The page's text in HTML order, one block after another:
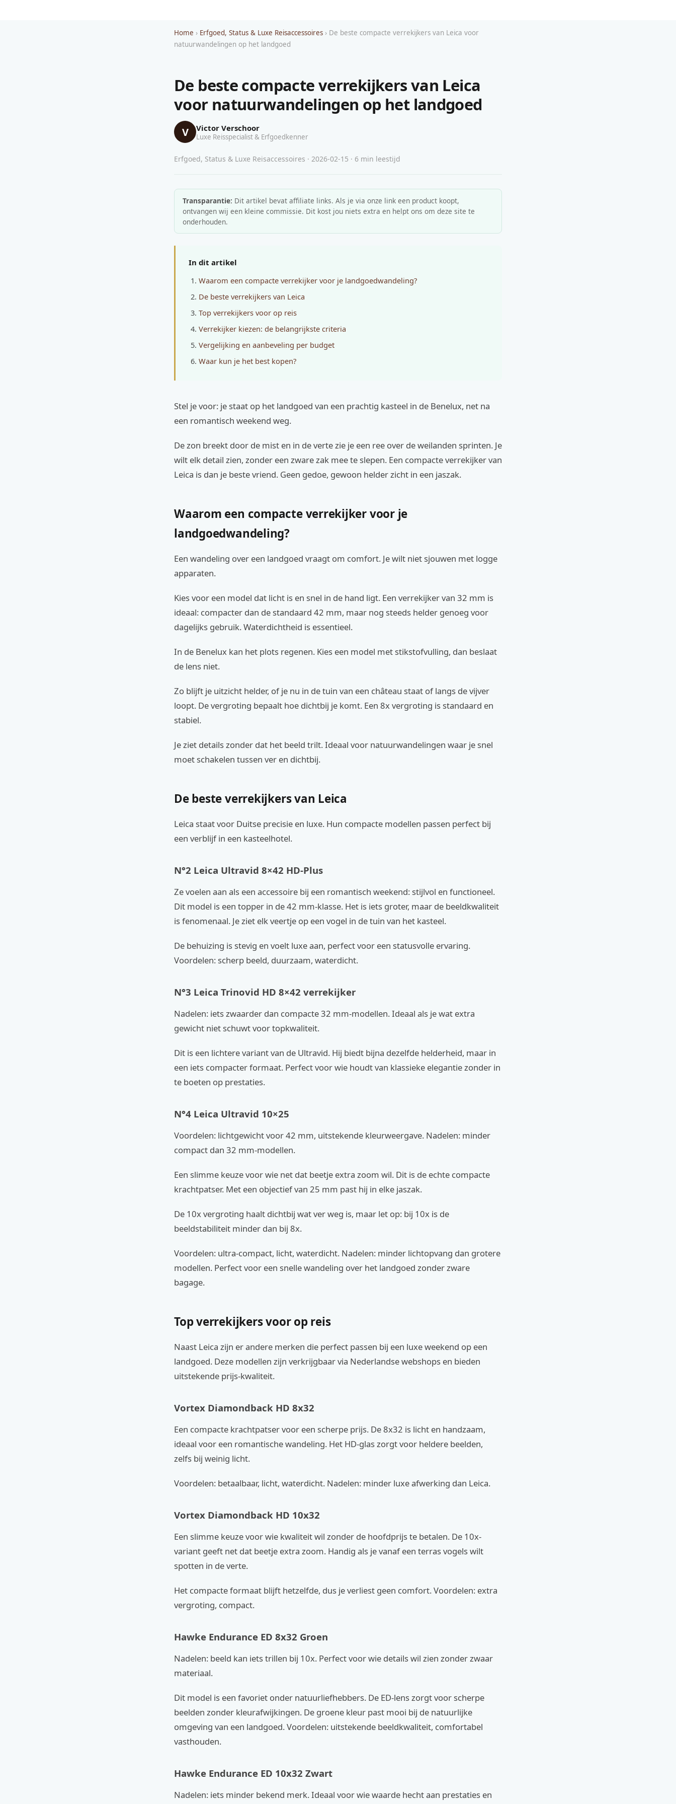
Home › Erfgoed, Status & Luxe Reisaccessoires › De beste compacte verrekijkers van Leica voor
natuurwandelingen op het landgoed
De beste compacte verrekijkers van Leica
voor natuurwandelingen op het landgoed
V Victor Verschoor
Luxe Reisspecialist & Erfgoedkenner
Erfgoed, Status & Luxe Reisaccessoires · 2026-02-15 · 6 min leestijd
Transparantie: Dit artikel bevat affiliate links. Als je via onze link een product koopt,
ontvangen wij een kleine commissie. Dit kost jou niets extra en helpt ons om deze site te
onderhouden.
In dit artikel
Waarom een compacte verrekijker voor je landgoedwandeling?
De beste verrekijkers van Leica
Top verrekijkers voor op reis
Verrekijker kiezen: de belangrijkste criteria
Vergelijking en aanbeveling per budget
Waar kun je het best kopen?
Stel je voor: je staat op het landgoed van een prachtig kasteel in de Benelux, net na
een romantisch weekend weg.
De zon breekt door de mist en in de verte zie je een ree over de weilanden sprinten. Je
wilt elk detail zien, zonder een zware zak mee te slepen. Een compacte verrekijker van
Leica is dan je beste vriend. Geen gedoe, gewoon helder zicht in een jaszak.
Waarom een compacte verrekijker voor je
landgoedwandeling?
Een wandeling over een landgoed vraagt om comfort. Je wilt niet sjouwen met logge
apparaten.
Kies voor een model dat licht is en snel in de hand ligt. Een verrekijker van 32 mm is
ideaal: compacter dan de standaard 42 mm, maar nog steeds helder genoeg voor
dagelijks gebruik. Waterdichtheid is essentieel.
In de Benelux kan het plots regenen. Kies een model met stikstofvulling, dan beslaat
de lens niet.
Zo blijft je uitzicht helder, of je nu in de tuin van een château staat of langs de vijver
loopt. De vergroting bepaalt hoe dichtbij je komt. Een 8x vergroting is standaard en
stabiel.
Je ziet details zonder dat het beeld trilt. Ideaal voor natuurwandelingen waar je snel
moet schakelen tussen ver en dichtbij.
De beste verrekijkers van Leica
Leica staat voor Duitse precisie en luxe. Hun compacte modellen passen perfect bij
een verblijf in een kasteelhotel.
N°2 Leica Ultravid 8×42 HD-Plus
Ze voelen aan als een accessoire bij een romantisch weekend: stijlvol en functioneel.
Dit model is een topper in de 42 mm-klasse. Het is iets groter, maar de beeldkwaliteit
is fenomenaal. Je ziet elk veertje op een vogel in de tuin van het kasteel.
De behuizing is stevig en voelt luxe aan, perfect voor een statusvolle ervaring.
Voordelen: scherp beeld, duurzaam, waterdicht.
N°3 Leica Trinovid HD 8×42 verrekijker
Nadelen: iets zwaarder dan compacte 32 mm-modellen. Ideaal als je wat extra
gewicht niet schuwt voor topkwaliteit.
Dit is een lichtere variant van de Ultravid. Hij biedt bijna dezelfde helderheid, maar in
een iets compacter formaat. Perfect voor wie houdt van klassieke elegantie zonder in
te boeten op prestaties.
N°4 Leica Ultravid 10×25
Voordelen: lichtgewicht voor 42 mm, uitstekende kleurweergave. Nadelen: minder
compact dan 32 mm-modellen.
Een slimme keuze voor wie net dat beetje extra zoom wil. Dit is de echte compacte
krachtpatser. Met een objectief van 25 mm past hij in elke jaszak.
De 10x vergroting haalt dichtbij wat ver weg is, maar let op: bij 10x is de
beeldstabiliteit minder dan bij 8x.
Voordelen: ultra-compact, licht, waterdicht. Nadelen: minder lichtopvang dan grotere
modellen. Perfect voor een snelle wandeling over het landgoed zonder zware
bagage.
Top verrekijkers voor op reis
Naast Leica zijn er andere merken die perfect passen bij een luxe weekend op een
landgoed. Deze modellen zijn verkrijgbaar via Nederlandse webshops en bieden
uitstekende prijs-kwaliteit.
Vortex Diamondback HD 8x32
Een compacte krachtpatser voor een scherpe prijs. De 8x32 is licht en handzaam,
ideaal voor een romantische wandeling. Het HD-glas zorgt voor heldere beelden,
zelfs bij weinig licht.
Voordelen: betaalbaar, licht, waterdicht. Nadelen: minder luxe afwerking dan Leica.
Vortex Diamondback HD 10x32
Een slimme keuze voor wie kwaliteit wil zonder de hoofdprijs te betalen. De 10x-
variant geeft net dat beetje extra zoom. Handig als je vanaf een terras vogels wilt
spotten in de verte.
Het compacte formaat blijft hetzelfde, dus je verliest geen comfort. Voordelen: extra
vergroting, compact.
Hawke Endurance ED 8x32 Groen
Nadelen: beeld kan iets trillen bij 10x. Perfect voor wie details wil zien zonder zwaar
materiaal.
Dit model is een favoriet onder natuurliefhebbers. De ED-lens zorgt voor scherpe
beelden zonder kleurafwijkingen. De groene kleur past mooi bij de natuurlijke
omgeving van een landgoed. Voordelen: uitstekende beeldkwaliteit, comfortabel
vasthouden.
Hawke Endurance ED 10x32 Zwart
Nadelen: iets minder bekend merk. Ideaal voor wie waarde hecht aan prestaties en